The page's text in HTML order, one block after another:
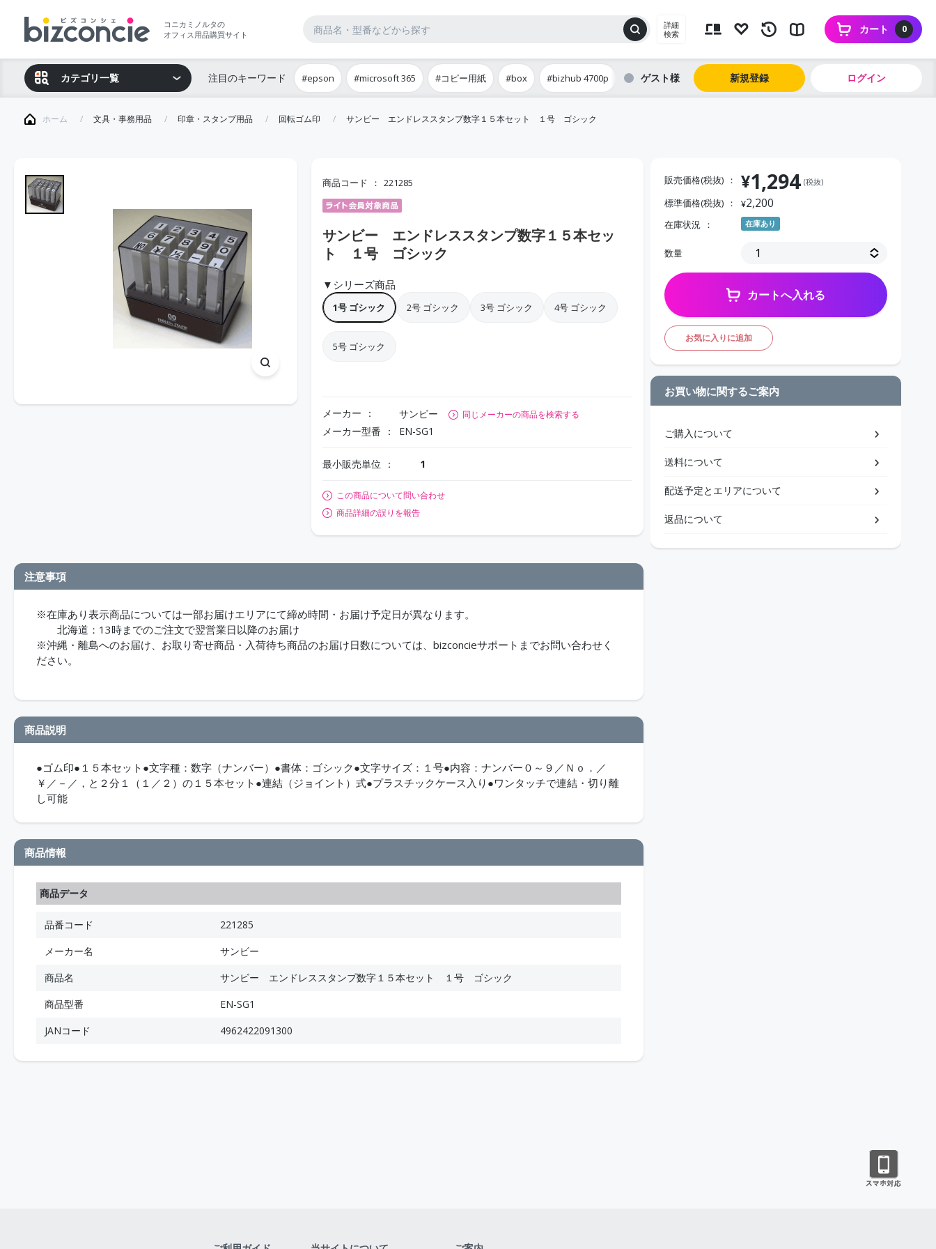
コニカミノルタの
オフィス用品購買サイト
詳細
検索
0
カート
カテゴリ一覧 注目のキーワード #epson #microsoft 365 #コピー用紙 #box #bizhub 4700p ゲスト 新規登録 ログイン
ホーム 文具・事務用品 印章・スタンプ用品 回転ゴム印 サンビー エンドレススタンプ数字１５本セット １号 ゴシック
商品コード 221285
サンビー エンドレススタンプ数字１５本セッ
ト １号 ゴシック
▼シリーズ商品
1号 ゴシック 2号 ゴシック 3号 ゴシック 4号 ゴシック
5号 ゴシック
メーカー サンビー 同じメーカーの商品を検索する
メーカー型番 EN-SG1
最小販売単位 1
この商品について問い合わせ
商品詳細の誤りを報告
注意事項
※在庫あり表示商品については一部お届けエリアにて締め時間・お届け予定日が異なります。
北海道：13時までのご注文で翌営業日以降のお届け
※沖縄・離島へのお届け、お取り寄せ商品・入荷待ち商品のお届け日数については、bizconcieサポートまでお問い合わせく
ださい。
商品説明
●ゴム印●１５本セット●文字種：数字（ナンバー）●書体：ゴシック●文字サイズ：１号●内容：ナンバー０～９／Ｎｏ．／
￥／－／，と２分１（１／２）の１５本セット●連結（ジョイント）式●プラスチックケース入り●ワンタッチで連結・切り離
し可能
商品情報
商品データ
品番コード
221285
メーカー名
サンビー
商品名
サンビー エンドレススタンプ数字１５本セット １号 ゴシック
商品型番
EN-SG1
JANコード
4962422091300
販売価格(税抜) ¥1,294 (税抜)
標準価格(税抜) ¥2,200
在庫状況 在庫あり
数量
カートへ入れる
お気に入りに追加
お買い物に関するご案内
ご購入について
送料について
配送予定とエリアについて
返品について